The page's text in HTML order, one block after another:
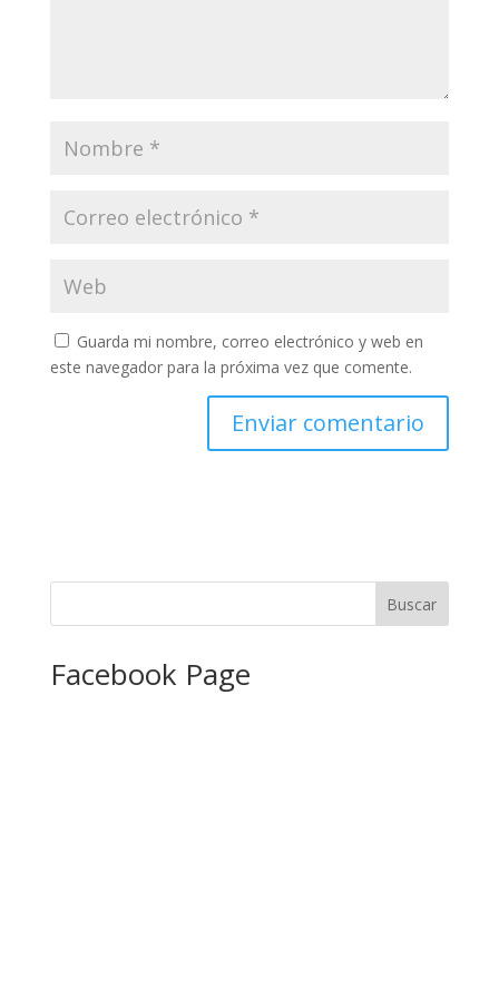
Guarda mi nombre, correo electrónico y web en
este navegador para la próxima vez que comente.
Facebook Page